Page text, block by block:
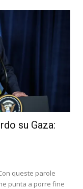
su Gaza:
queste parole
punta a porre fine